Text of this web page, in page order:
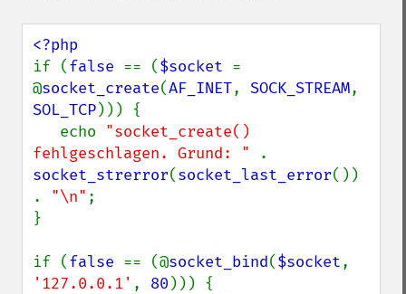
if (false == ($socket =
@socket_create(AF_INET, SOCK_STREAM
SOL_TCP))) {
   echo
"socket_create()
fehlgeschlagen. Grund: "
socket_strerror(socket_last_error())
. "\n" ;
}
if (false == (@socket_bind($socket
'127.0.0.1' , 80 ))) {